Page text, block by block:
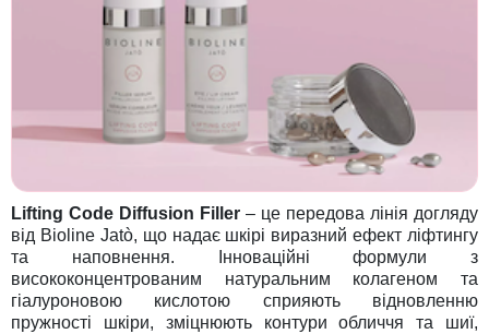
Lifting Code Diffusion Filler – це передова лінія догляду
від Bioline Jatò, що надає шкірі виразний ефект ліфтингу
та наповнення. Інноваційні формули з
висококонцентрованим натуральним колагеном та
гіалуроновою кислотою сприяють відновленню
пружності шкіри, зміцнюють контури обличчя та шиї,